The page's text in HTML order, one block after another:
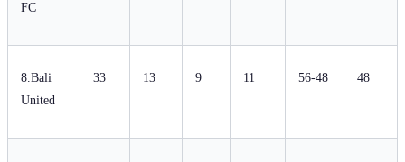
FC
8.Bali
United
33 13 9 11 56-48 48